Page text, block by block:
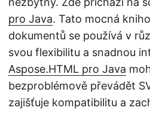
pro Java. Tato mocná
dokumentů se používá v
svou flexibilitu a snadnou
Aspose.HTML pro Java
bezproblémově převádět
zajišťuje kompatibilitu a